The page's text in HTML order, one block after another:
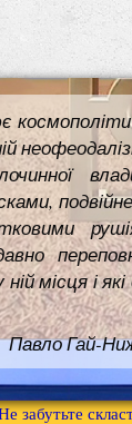
місця і які
Павло Гай-
забутьте